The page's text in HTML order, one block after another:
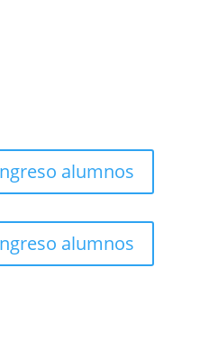
alumnos
alumnos